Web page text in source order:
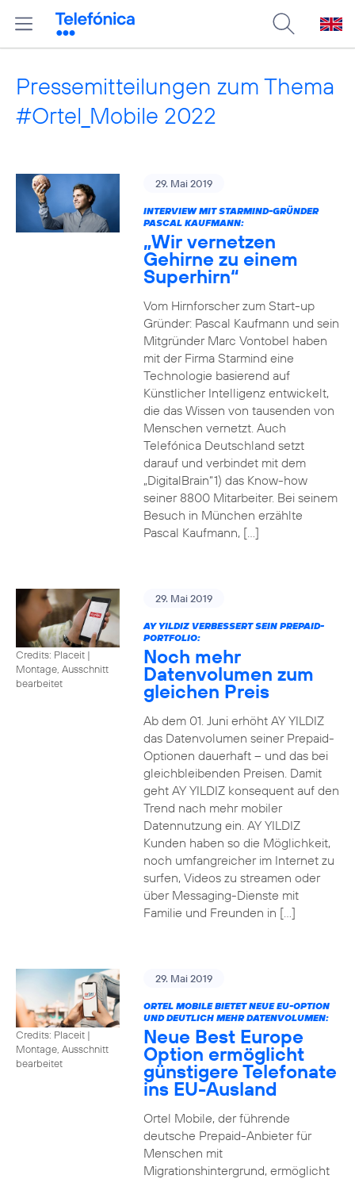
Pressemitteilungen zum Thema
#Ortel_Mobile 2022
29. Mai 2019
INTERVIEW MIT STARMIND-GRÜNDER
PASCAL KAUFMANN:
„Wir vernetzen
Gehirne zu einem
Superhirn“
Vom Hirnforscher zum Start-up
Gründer: Pascal Kaufmann und sein
Mitgründer Marc Vontobel haben
mit der Firma Starmind eine
Technologie basierend auf
Künstlicher Intelligenz entwickelt,
die das Wissen von tausenden von
Menschen vernetzt. Auch
Telefónica Deutschland setzt
darauf und verbindet mit dem
„DigitalBrain“1) das Know-how
seiner 8800 Mitarbeiter. Bei seinem
Besuch in München erzählte
Pascal Kaufmann, […]
Credits: Placeit |
Montage, Ausschnitt
bearbeitet
29. Mai 2019
AY YILDIZ VERBESSERT SEIN PREPAID-
PORTFOLIO:
Noch mehr
Datenvolumen zum
gleichen Preis
Ab dem 01. Juni erhöht AY YILDIZ
das Datenvolumen seiner Prepaid-
Optionen dauerhaft – und das bei
gleichbleibenden Preisen. Damit
geht AY YILDIZ konsequent auf den
Trend nach mehr mobiler
Datennutzung ein. AY YILDIZ
Kunden haben so die Möglichkeit,
noch umfangreicher im Internet zu
surfen, Videos zu streamen oder
über Messaging-Dienste mit
Familie und Freunden in […]
Credits: Placeit |
Montage, Ausschnitt
bearbeitet
29. Mai 2019
ORTEL MOBILE BIETET NEUE EU-OPTION
UND DEUTLICH MEHR DATENVOLUMEN:
Neue Best Europe
Option ermöglicht
günstigere Telefonate
ins EU-Ausland
Ortel Mobile, der führende
deutsche Prepaid-Anbieter für
Menschen mit
Migrationshintergrund, ermöglicht